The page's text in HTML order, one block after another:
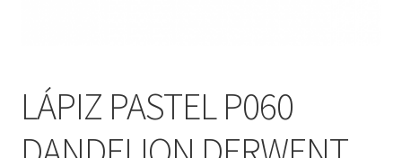
LÁPIZ PASTEL P060